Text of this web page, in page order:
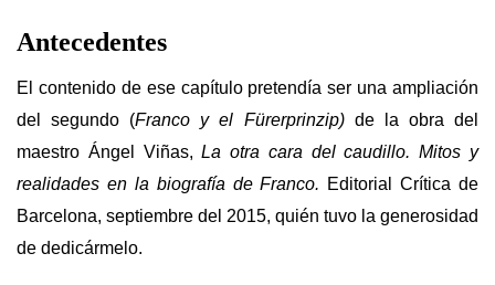
Antecedentes
El contenido de ese capítulo pretendía ser una ampliación
del segundo (Franco y el Fürerprinzip) de la obra del
maestro Ángel Viñas,La otra cara del caudillo. Mitos y
realidades en la biografía de Franco. Editorial Crítica de
Barcelona, septiembre del 2015, quién tuvo la generosidad
de dedicármelo.